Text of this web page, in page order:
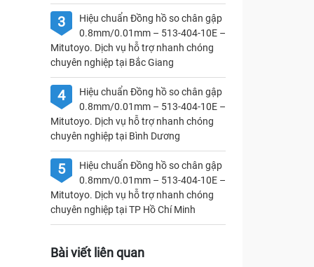
3
Hiệu chuẩn Đồng hồ so chân gập
0.8mm/0.01mm – 513-404-10E –
Mitutoyo. Dịch vụ hỗ trợ nhanh chóng
chuyên nghiệp tại Bắc Giang
4
Hiệu chuẩn Đồng hồ so chân gập
0.8mm/0.01mm – 513-404-10E –
Mitutoyo. Dịch vụ hỗ trợ nhanh chóng
chuyên nghiệp tại Bình Dương
5
Hiệu chuẩn Đồng hồ so chân gập
0.8mm/0.01mm – 513-404-10E –
Mitutoyo. Dịch vụ hỗ trợ nhanh chóng
chuyên nghiệp tại TP Hồ Chí Minh
Bài viết liên quan